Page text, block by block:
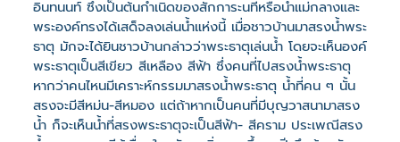
อินทนนท์ ซึ่งเป็นต้นกำเนิดของสักการะนทีหรือน้ำแม่กลางและ
พระองค์ทรงได้เสด็จลงเล่นน้ำแห่งนี้ เมื่อชาวบ้านมาสรงน้ำพระ
ธาตุ มักจะได้ยินชาวบ้านกล่าวว่าพระธาตุเล่นน้ำ โดยจะเห็นองค์
พระธาตุเป็นสีเขียว สีเหลือง สีฟ้า ซึ่งคนที่ไปสรงน้ำพระธาตุ
หากว่าคนไหนมีเคราะห์กรรมมาสรงน้ำพระธาตุ น้ำที่คน ๆ นั้น
สรงจะมีสีหม่น-สีหมอง แต่ถ้าหากเป็นคนที่มีบุญวาสนามาสรง
น้ำ ก็จะเห็นน้ำที่สรงพระธาตุจะเป็นสีฟ้า- สีคราม ประเพณีสรง